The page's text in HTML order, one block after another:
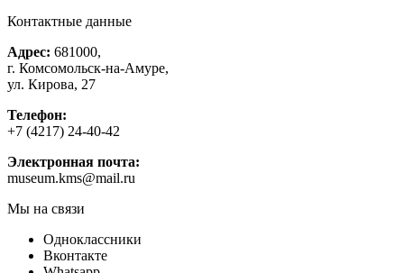
Контактные данные
Адрес: 681000,
г. Комсомольск-на-Амуре,
ул. Кирова, 27
Телефон:
+7 (4217) 24-40-42
Электронная почта:
museum.kms@mail.ru
Мы на связи
Одноклассники
Вконтакте